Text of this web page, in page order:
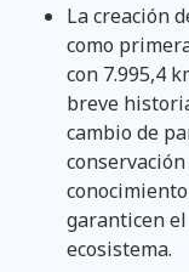
La creación
como
con 7.995,4
breve
cambio de
garanticen
ecosistema.